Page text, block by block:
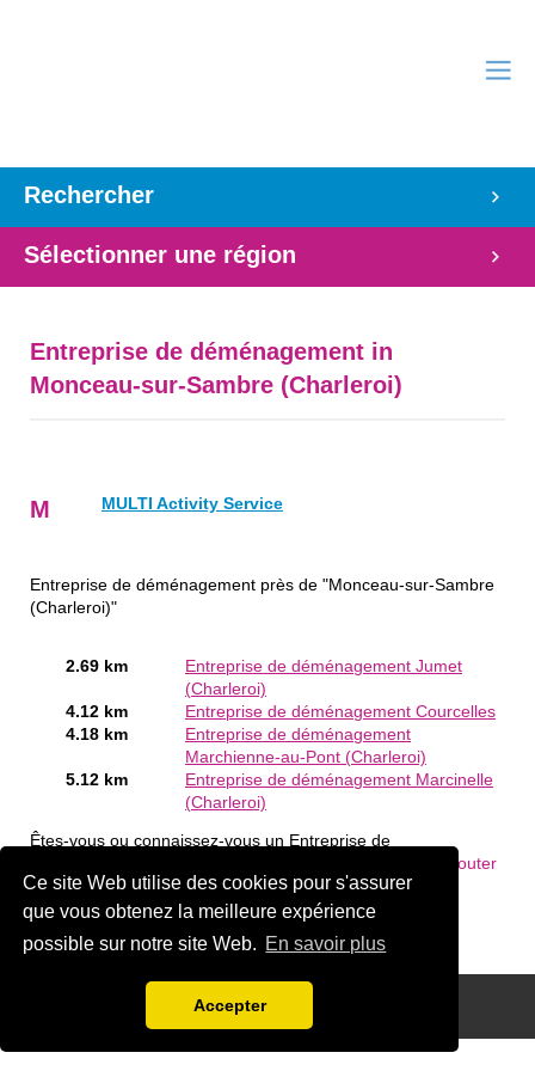
Ce site Web utilise des cookies pour s'assurer
que vous obtenez la meilleure expérience
possible sur notre site Web. En savoir plus
Accepter
Rechercher
Sélectionner une région
Entreprise de déménagement in
Monceau-sur-Sambre (Charleroi)
M MULTI Activity Service
Entreprise de déménagement près de "Monceau-sur-Sambre
(Charleroi)"
2.69 km
Entreprise de déménagement Jumet
(Charleroi)
4.12 km
Entreprise de déménagement Courcelles
4.18 km
Entreprise de déménagement
Marchienne-au-Pont (Charleroi)
5.12 km
Entreprise de déménagement Marcinelle
(Charleroi)
Êtes-vous ou connaissez-vous un Entreprise de
Ajouter
une société gratuitement